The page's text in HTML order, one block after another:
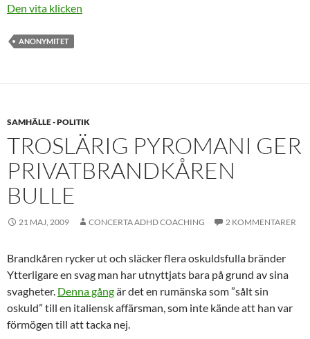
Den vita klicken
ANONYMITET
SAMHÄLLE - POLITIK
TROSLÄRIG PYROMANI GER
PRIVATBRANDKÅREN
BULLE
21 MAJ, 2009 CONCERTA ADHD COACHING 2 KOMMENTARER
Brandkåren rycker ut och släcker flera oskuldsfulla bränder
Ytterligare en svag man har utnyttjats bara på grund av sina
svagheter. Denna gångär det en rumänska som ”sålt sin
oskuld” till en italiensk affärsman, som inte kände att han var
förmögen till att tacka nej.